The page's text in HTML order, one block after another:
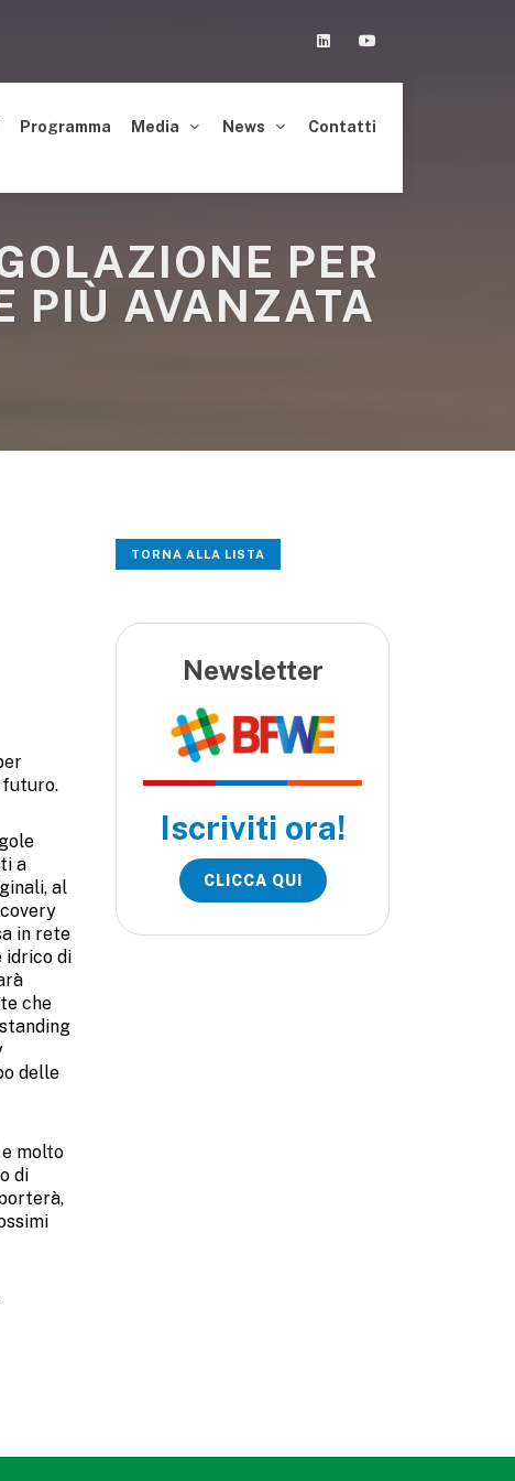
Linkedin
Programma Media News Contatti
PER
PIÙ AVANZATA
futuro.
a
al
in rete
idrico di
che
delle
molto
di
TORNA ALLA LISTA
Newsletter
Iscriviti ora!
CLICCA QUI